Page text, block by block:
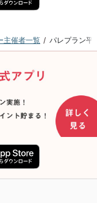
主催者一覧 パレプラン平